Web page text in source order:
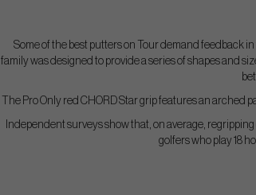
Some of the best putters on Tour demand feedback
family was designed to provide a series of shapes and
The Pro Only red CHORD Star grip features an
Independent surveys show that, on average,
golfers who play 18